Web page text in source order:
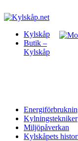
Kylskåp
Butik –
Kylskåp
Kylningstekniker
Miljöpåverkan
Kylskåpets